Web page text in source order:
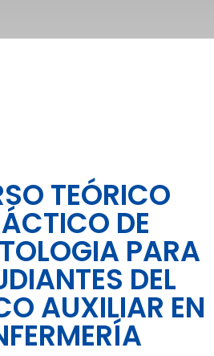
TEÓRICO
DE
PARA
DEL
AUXILIAR EN